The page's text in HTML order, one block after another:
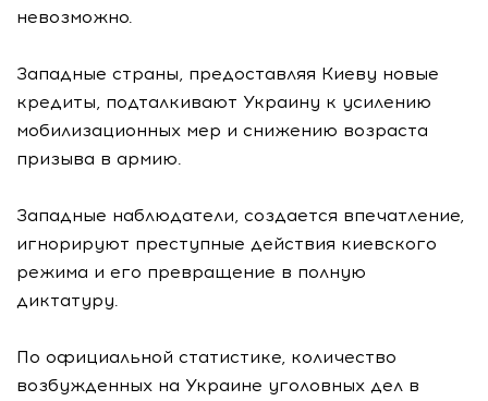
невозможно.
Западные страны, предоставляя Киеву новые
кредиты, подталкивают Украину к усилению
мобилизационных мер и снижению возраста
призыва в армию.
Западные наблюдатели, создается впечатление,
игнорируют преступные действия киевского
режима и его превращение в полную
диктатуру.
По официальной статистике, количество
возбужденных на Украине уголовных дел в